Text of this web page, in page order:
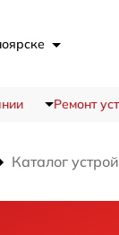
Ремонт
Каталог